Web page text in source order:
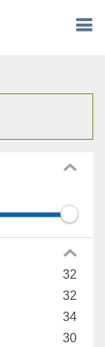
32
32
34
30